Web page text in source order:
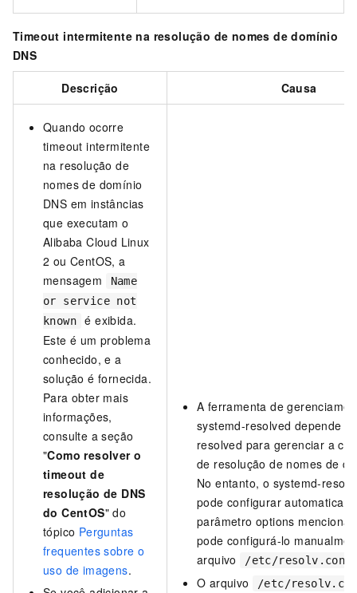
Timeout intermitente na resolução de nomes de domínio
DNS
Descrição Causa
Quando ocorre
timeout intermitente
na resolução de
nomes de domínio
DNS em instâncias
que executam o
Alibaba Cloud Linux
2 ou CentOS, a
mensagem
Name
or service not
known
é exibida.
Este é um problema
conhecido, e a
solução é fornecida.
Para obter mais
informações,
consulte a seção
"Como resolver o
timeout de
resolução de DNS
do CentOS" do
tópico Perguntas
frequentes sobre o
uso de imagens.
A ferramenta de
systemd-resolved depende
resolved para gerenciar a
de resolução de nomes de
No entanto, o systemd-
pode configurar
parâmetro options
pode configurá-lo
arquivo
/etc/resolv.conf
O arquivo
/etc/